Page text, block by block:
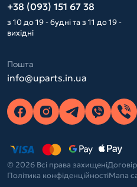
+38 (093) 151 67 38
з 10 до 19 - будні та з 11 до 19 -
вихідні
Пошта
info@uparts.in.ua
© 2026 Всі права захищені
Політика конфіденційностіМапа